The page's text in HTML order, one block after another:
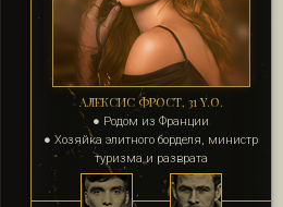
АЛЕКСИС ФРОСТ, 31 Y.O.
● Родом из Франции
● Хозяйка элитного борделя, министр
туризма и разврата